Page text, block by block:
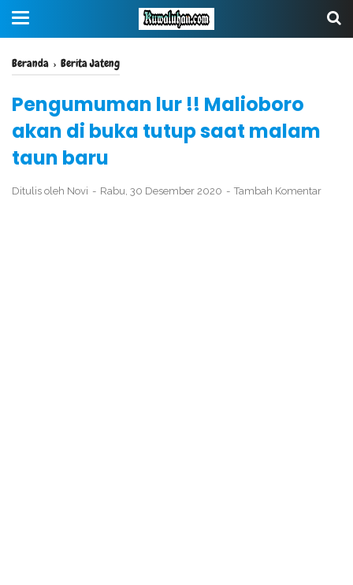
Beranda › Berita Jateng
Pengumuman lur !! Malioboro
akan di buka tutup saat malam
taun baru
Ditulis oleh Novi Rabu, 30 Desember 2020 Tambah Komentar